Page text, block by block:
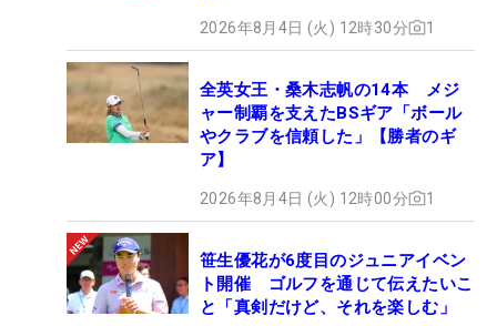
2026年8月4日 (火) 12時30分 1
全英女王・桑木志帆の14本 メジ
ャー制覇を支えたBSギア「ボール
やクラブを信頼した」【勝者のギ
ア】
2026年8月4日 (火) 12時00分 1
笹生優花が6度目のジュニアイベン
ト開催 ゴルフを通じて伝えたいこ
と「真剣だけど、それを楽しむ」